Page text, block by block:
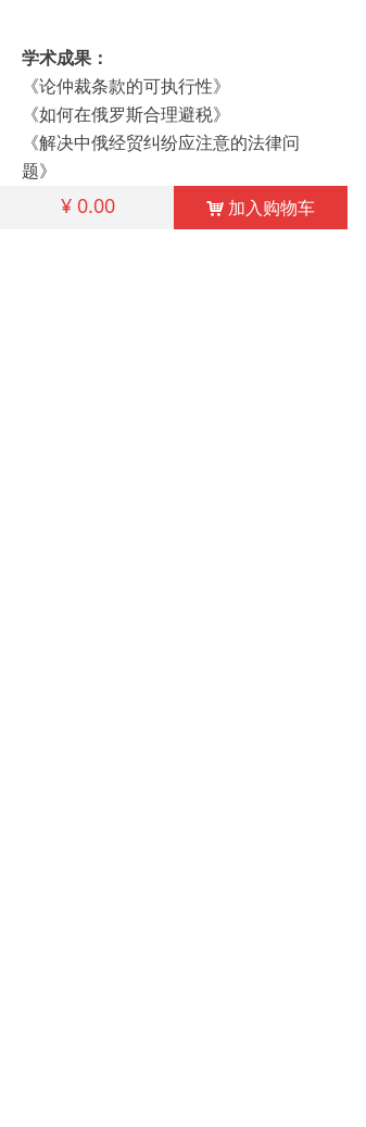
学术成果：
《论仲裁条款的可执行性》
《如何在俄罗斯合理避税》
《解决中俄经贸纠纷应注意的法律问
题》
《外国仲裁裁决如何在俄罗斯申请承认
¥ 0.00 낙 加入购物车